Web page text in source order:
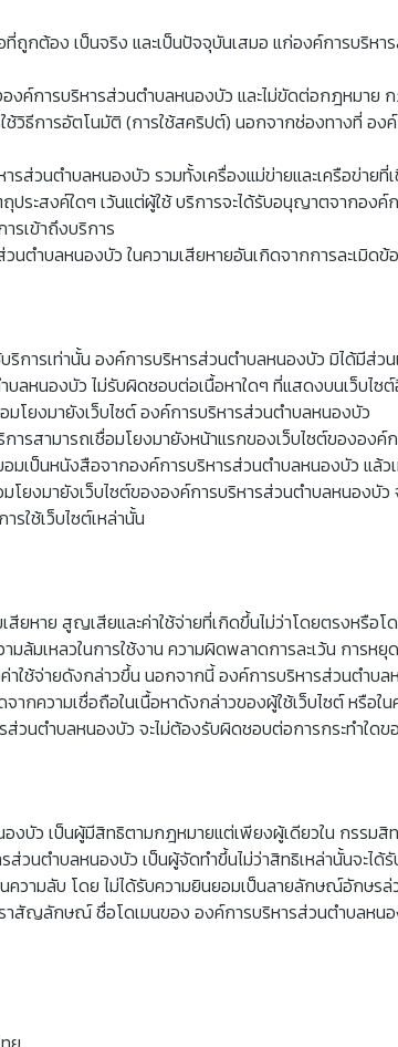
ถูกต้อง เป็นจริง และเป็นปัจจุบันเสมอ แก่องค์การบริห
งค์การบริหารส่วนตำบลหนองบัว และไม่ขัดต่อกฎหมาย
ช้วิธีการอัตโนมัติ (การใช้สคริปต์) นอกจากช่องทางที่ อ
ส่วนตำบลหนองบัว รวมทั้งเครื่องแม่ข่ายและเครือข่าย
ประสงค์ใดๆ เว้นแต่ผู้ใช้ บริการจะได้รับอนุญาตจากอง
รเข้าถึงบริการ
ตำบลหนองบัว ในความเสียหายอันเกิดจากการละเมิดข้
ริการเท่านั้น องค์การบริหารส่วนตำบลหนองบัว มิได้มี
หนองบัว ไม่รับผิดชอบต่อเนื้อหาใดๆ ที่แสดงบนเว็บไซ
โยงมายังเว็บไซต์ องค์การบริหารส่วนตำบลหนองบัว
สามารถเชื่อมโยงมายังหน้าแรกของเว็บไซต์ขององค์
เป็นหนังสือจากองค์การบริหารส่วนตำบลหนองบัว แล้ว
ยงมายังเว็บไซต์ขององค์การบริหารส่วนตำบลหนองบั
ใช้เว็บไซต์เหล่านั้น
หาย สูญเสียและค่าใช้จ่ายที่เกิดขึ้นไม่ว่าโดยตรงหรือโ
ล้มเหลวในการใช้งาน ความผิดพลาดการละเว้น กา
ใช้จ่ายดังกล่าวขึ้น นอกจากนี้ องค์การบริหารส่วนตำบ
กความเชื่อถือในเนื้อหาดังกล่าวของผู้ใช้เว็บไซต์ หรือใ
วนตำบลหนองบัว จะไม่ต้องรับผิดชอบต่อการกระทำใด
งบัว เป็นผู้มีสิทธิตามกฎหมายแต่เพียงผู้เดียวใน กรร
ตำบลหนองบัว เป็นผู้จัดทำขึ้นไม่ว่าสิทธิเหล่านั้นจะได้รั
วามลับ โดย ไม่ได้รับความยินยอมเป็นลายลักษณ์อักษร
ราสัญลักษณ์ ชื่อโดเมนของ องค์การบริหารส่วนตำบลห